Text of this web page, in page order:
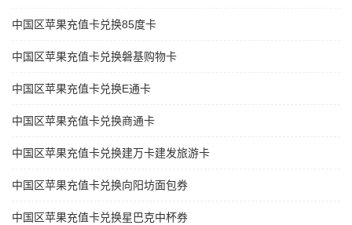
中国区苹果充值卡兑换85度卡
中国区苹果充值卡兑换磐基购物卡
中国区苹果充值卡兑换E通卡
中国区苹果充值卡兑换商通卡
中国区苹果充值卡兑换建万卡建发旅游卡
中国区苹果充值卡兑换向阳坊面包券
中国区苹果充值卡兑换星巴克中杯券